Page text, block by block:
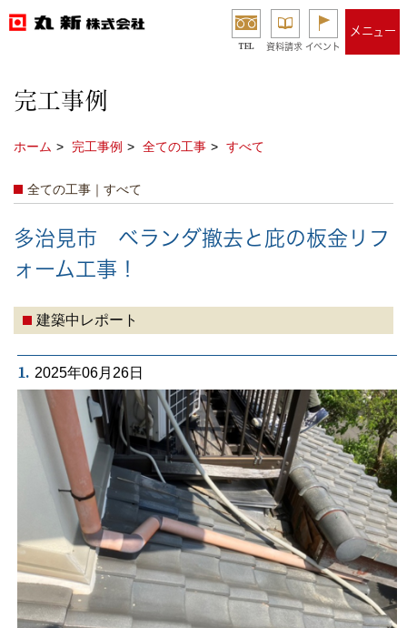
TEL 資料請求 イベント
メニュー
完工事例
ホーム 完工事例 全ての工事 すべて
全ての工事｜すべて
多治見市 ベランダ撤去と庇の板金リフ
ォーム工事！
建築中レポート
1. 2025年06月26日